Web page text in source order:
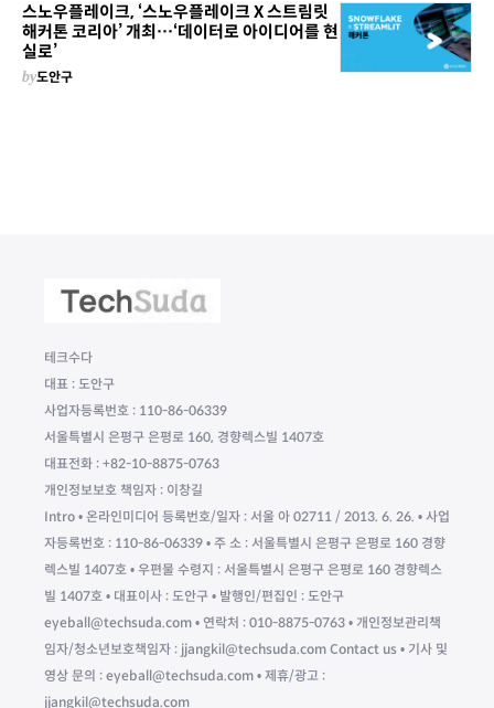
스노우플레이크, ‘스노우플레이크 X 스트림릿
해커톤 코리아’ 개최…‘데이터로 아이디어를 현
실로’
by도안구
테크수다
대표 : 도안구
사업자등록번호 : 110-86-06339
서울특별시 은평구 은평로 160, 경향렉스빌 1407호
대표전화 : +82-10-8875-0763
개인정보보호 책임자 : 이창길
Intro • 온라인미디어 등록번호/일자 : 서울 아 02711 / 2013. 6. 26. • 사업
자등록번호 : 110-86-06339 • 주 소 : 서울특별시 은평구 은평로 160 경향
렉스빌 1407호 • 우편물 수령지 : 서울특별시 은평구 은평로 160 경향렉스
빌 1407호 • 대표이사 : 도안구 • 발행인/편집인 : 도안구
eyeball@techsuda.com • 연락처 : 010-8875-0763 • 개인정보관리책
임자/청소년보호책임자 : jjangkil@techsuda.com Contact us • 기사 및
영상 문의 : eyeball@techsuda.com • 제휴/광고 :
jjangkil@techsuda.com